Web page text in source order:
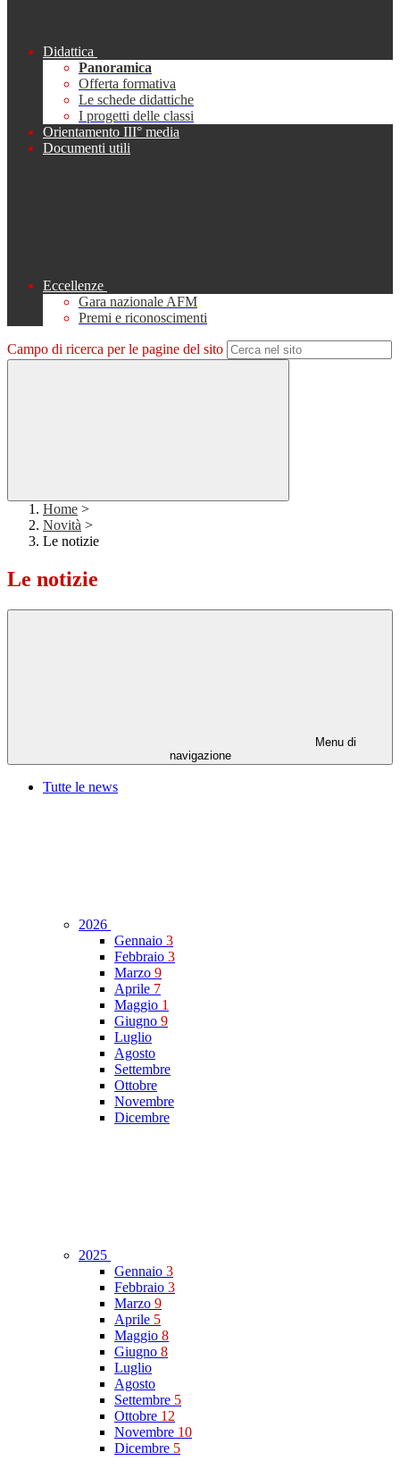
Didattica
Panoramica
Offerta formativa
Le schede didattiche
I progetti delle classi
Orientamento III° media
Documenti utili
Eccellenze
Gara nazionale AFM
Premi e riconoscimenti
Campo di ricerca per le pagine del sito
Home >
Novità >
Le notizie
Le notizie
Menu di
navigazione
Tutte le news
2026
Gennaio 3
Febbraio 3
Marzo 9
Aprile 7
Maggio 1
Giugno 9
Luglio
Agosto
Settembre
Ottobre
Novembre
Dicembre
2025
Gennaio 3
Febbraio 3
Marzo 9
Aprile 5
Maggio 8
Giugno 8
Luglio
Agosto
Settembre 5
Ottobre 12
Novembre 10
Dicembre 5